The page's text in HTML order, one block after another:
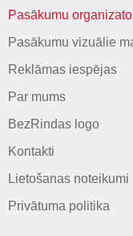
Pasākumu
Pasākumu vizuālie
Reklāmas iespējas
Par mums
BezRindas logo
Kontakti
Lietošanas noteikumi
Privātuma politika